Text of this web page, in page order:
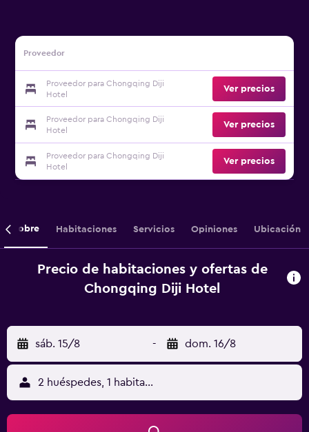
Proveedor
Proveedor para Chongqing Diji
Hotel
Ver precios
Proveedor para Chongqing Diji
Hotel
Ver precios
Proveedor para Chongqing Diji
Hotel
Ver precios
Sobre Habitaciones Servicios Opiniones Ubicación
Precio de habitaciones y ofertas de
Chongqing Diji Hotel
sáb. 15/8 - dom. 16/8
2 huéspedes, 1 habitación